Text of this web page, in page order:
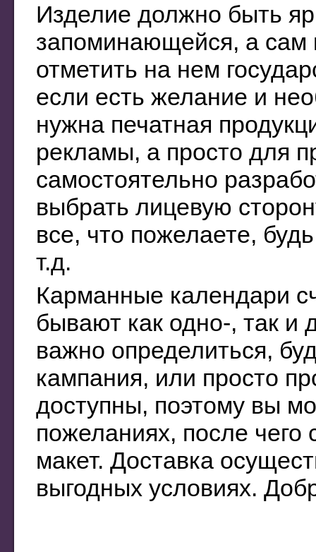
Изделие должно быть
запоминающейся, а
отметить на нем
если есть желание и
нужна печатная
рекламы, а просто для
самостоятельно
выбрать лицевую
все, что пожелаете,
т.д.
Карманные календари
бывают как одно-, так и
важно определиться,
кампания, или просто
доступны, поэтому вы
пожеланиях, после чего
макет. Доставка
выгодных условиях.